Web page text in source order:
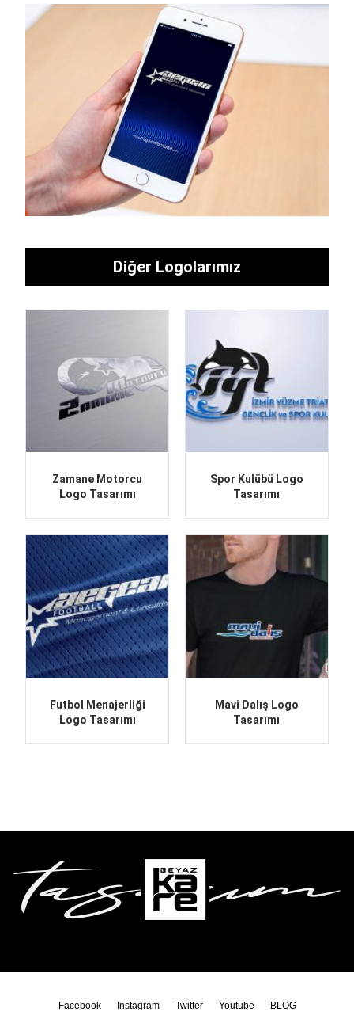
Diğer Logolarımız
Zamane Motorcu
Logo Tasarımı
Spor Kulübü Logo
Tasarımı
Futbol Menajerliği
Logo Tasarımı
Mavi Dalış Logo
Tasarımı
Facebook Instagram Twitter Youtube BLOG